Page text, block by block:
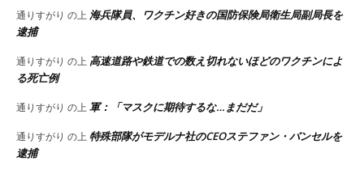
通りすがり の上 海兵隊員、ワクチン好きの国防保険局衛生局副局長を
逮捕
通りすがり の上 高速道路や鉄道での数え切れないほどのワクチンによ
る死亡例
通りすがり の上軍：「マスクに期待するな…まだだ」
通りすがり の上特殊部隊がモデルナ社のCEOステファン・バンセルを
逮捕